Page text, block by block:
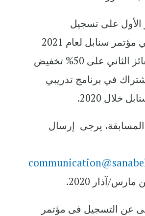
على تسجيل
مجاني واحد في مؤتمر سنابل لعام 2021
بينما يحصل الفائز الثاني على 50% تخفيض
في برنامج تدريبي
2020.
يرجى إرسال
آذار 2020.
عن التسجيل فى مؤتمر